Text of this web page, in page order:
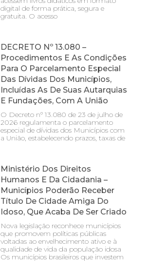
digital de forma prática, segura e
gratuita. O acesso
DECRETO Nº 13.080 –
Procedimentos E As Condições
Para O Parcelamento Especial
Das Dívidas Dos Municípios,
Incluídas As De Suas Autarquias
E Fundações, Com A União
O Decreto nº 13.080 de 23 de julho de
2026 regulamenta o parcelamento
especial de dívidas dos Municípios com
a União, estabelecendo prazos, taxas de
Ministério Dos Direitos
Humanos E Da Cidadania –
Municípios Poderão Receber
Título De Cidade Amiga Do
Idoso, Que Acaba De Ser Criado
Nova legislação reconhece municípios
que promovem políticas públicas
voltadas ao envelhecimento ativo e à
qualidade de vida da população idosa
Os municípios brasileiros que investem